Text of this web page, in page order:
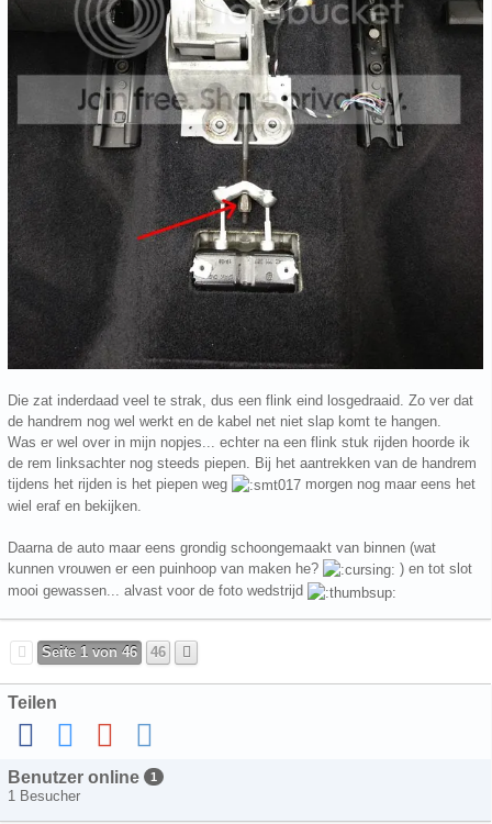
Die zat inderdaad veel te strak, dus een flink eind losgedraaid. Zo ver dat
de handrem nog wel werkt en de kabel net niet slap komt te hangen.
Was er wel over in mijn nopjes... echter na een flink stuk rijden hoorde ik
de rem linksachter nog steeds piepen. Bij het aantrekken van de handrem
tijdens het rijden is het piepen weg
morgen nog maar eens het
wiel eraf en bekijken.
Daarna de auto maar eens grondig schoongemaakt van binnen (wat
kunnen vrouwen er een puinhoop van maken he?
) en tot slot
mooi gewassen... alvast voor de foto wedstrijd
Seite 1 von 46 46
Teilen
Benutzer online 1
1 Besucher